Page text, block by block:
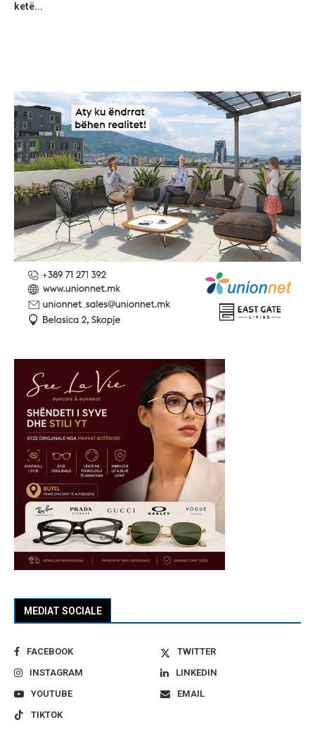
MEDIAT SOCIALE
FACEBOOK
TWITTER
INSTAGRAM
LINKEDIN
YOUTUBE
EMAIL
TIKTOK
ketë...